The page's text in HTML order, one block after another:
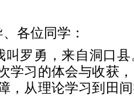
各位同学：
叫罗勇，来自洞口
学习的体会与收获
，从理论学习到田